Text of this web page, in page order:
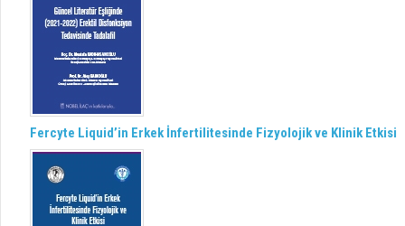
Fercyte Liquid’in Erkek İnfertilitesinde Fizyolojik ve Klinik Etkisi